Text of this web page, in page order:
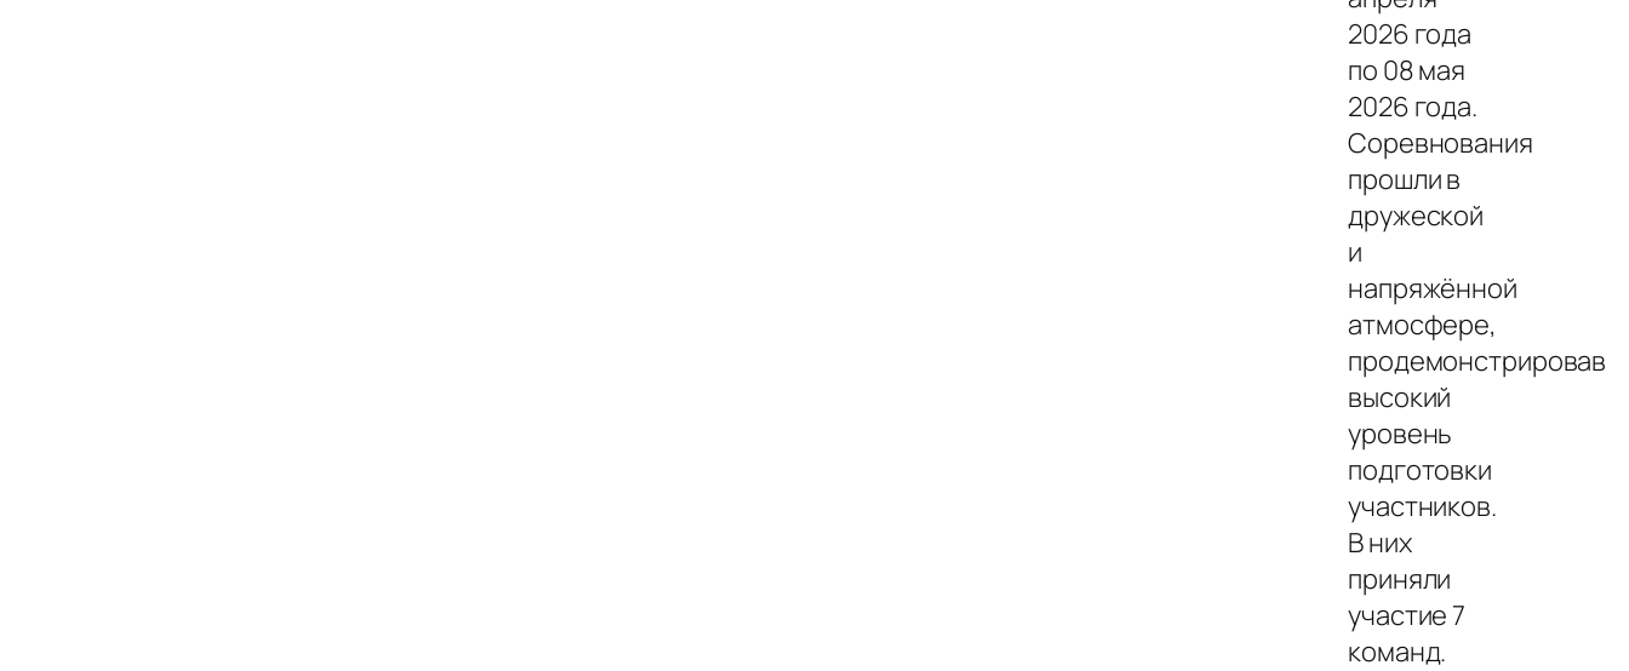
2026 года
по 08 мая
2026 года.
Соревнования
прошли в
дружеской
и
напряжённой
атмосфере,
продемонстрировав
высокий
уровень
подготовки
участников.
В них
приняли
участие 7
команд.